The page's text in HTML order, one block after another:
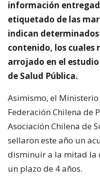
información
etiquetado de las
indican
contenido, los cuales
arrojado en el
de Salud Pública.
Asimismo, el
Federación Chilena de
Asociación Chilena de
sellaron este año un
disminuir a la mitad la
un plazo de 4 años.